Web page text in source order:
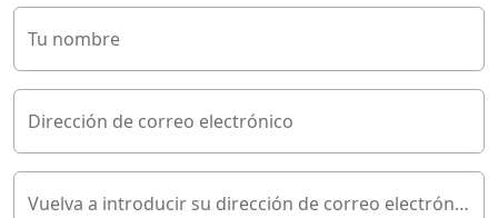
Tu nombre
Dirección de correo electrónico
Vuelva a introducir su dirección de correo electrónico